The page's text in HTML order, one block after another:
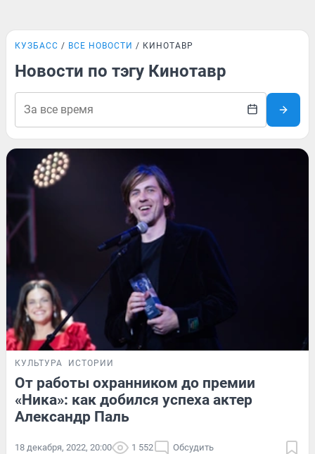
КУЗБАСС ВСЕ НОВОСТИ КИНОТАВР
Новости по тэгу Кинотавр
КУЛЬТУРА ИСТОРИИ
От работы охранником до премии
«Ника»: как добился успеха актер
Александр Паль
18 декабря, 2022, 20:00 1 552 Обсудить